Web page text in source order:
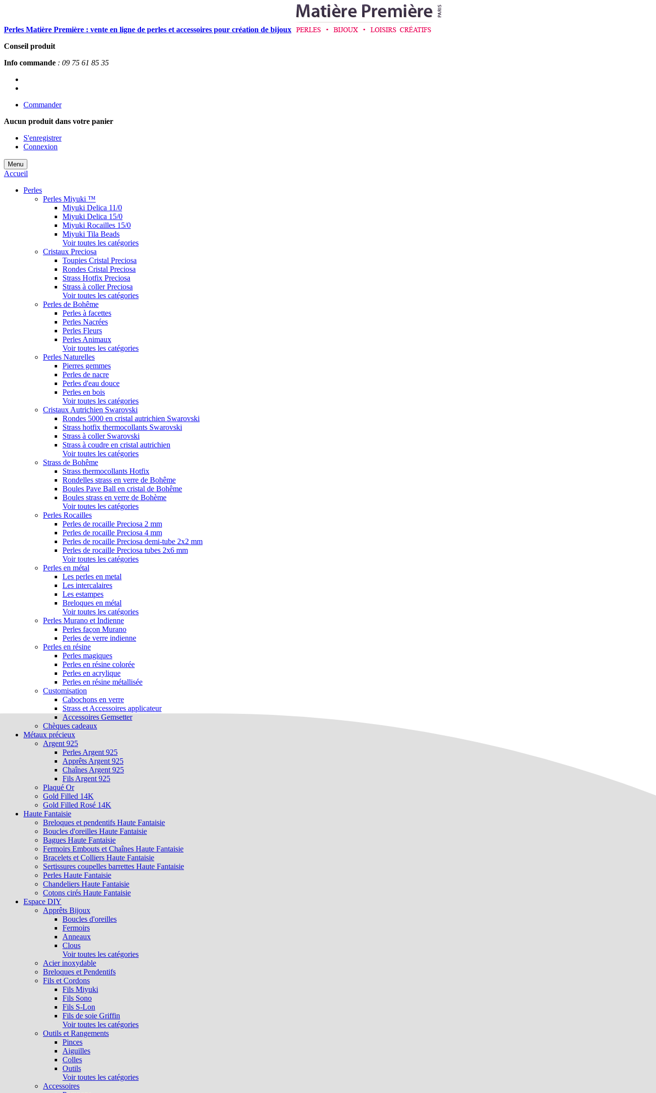
Perles Matière Première : vente en ligne de perles et accessoires pour création de bijoux
Conseil produit
Info commande : 09 75 61 85 35
Commander
Aucun produit dans votre panier
S'enregistrer
Connexion
Menu
Accueil
Perles
Perles Miyuki ™
Miyuki Delica 11/0
Miyuki Delica 15/0
Miyuki Rocailles 15/0
Miyuki Tila Beads
Voir toutes les catégories
Cristaux Preciosa
Toupies Cristal Preciosa
Rondes Cristal Preciosa
Strass Hotfix Preciosa
Strass à coller Preciosa
Voir toutes les catégories
Perles de Bohême
Perles à facettes
Perles Nacrées
Perles Fleurs
Perles Animaux
Voir toutes les catégories
Perles Naturelles
Pierres gemmes
Perles de nacre
Perles d'eau douce
Perles en bois
Voir toutes les catégories
Cristaux Autrichien Swarovski
Rondes 5000 en cristal autrichien Swarovski
Strass hotfix thermocollants Swarovski
Strass à coller Swarovski
Strass à coudre en cristal autrichien
Voir toutes les catégories
Strass de Bohême
Strass thermocollants Hotfix
Rondelles strass en verre de Bohême
Boules Pave Ball en cristal de Bohême
Boules strass en verre de Bohème
Voir toutes les catégories
Perles Rocailles
Perles de rocaille Preciosa 2 mm
Perles de rocaille Preciosa 4 mm
Perles de rocaille Preciosa demi-tube 2x2 mm
Perles de rocaille Preciosa tubes 2x6 mm
Voir toutes les catégories
Perles en métal
Les perles en metal
Les intercalaires
Les estampes
Breloques en métal
Voir toutes les catégories
Perles Murano et Indienne
Perles façon Murano
Perles de verre indienne
Perles en résine
Perles magiques
Perles en résine colorée
Perles en acrylique
Perles en résine métallisée
Customisation
Cabochons en verre
Strass et Accessoires applicateur
Accessoires Gemsetter
Chèques cadeaux
Métaux précieux
Argent 925
Perles Argent 925
Apprêts Argent 925
Chaînes Argent 925
Fils Argent 925
Plaqué Or
Gold Filled 14K
Gold Filled Rosé 14K
Haute Fantaisie
Breloques et pendentifs Haute Fantaisie
Boucles d'oreilles Haute Fantaisie
Bagues Haute Fantaisie
Fermoirs Embouts et Chaînes Haute Fantaisie
Bracelets et Colliers Haute Fantaisie
Sertissures coupelles barrettes Haute Fantaisie
Perles Haute Fantaisie
Chandeliers Haute Fantaisie
Cotons cirés Haute Fantaisie
Espace DIY
Apprêts Bijoux
Boucles d'oreilles
Fermoirs
Anneaux
Clous
Voir toutes les catégories
Acier inoxydable
Breloques et Pendentifs
Fils et Cordons
Fils Miyuki
Fils Sono
Fils S-Lon
Fils de soie Griffin
Voir toutes les catégories
Outils et Rangements
Pinces
Aiguilles
Colles
Outils
Voir toutes les catégories
Accessoires